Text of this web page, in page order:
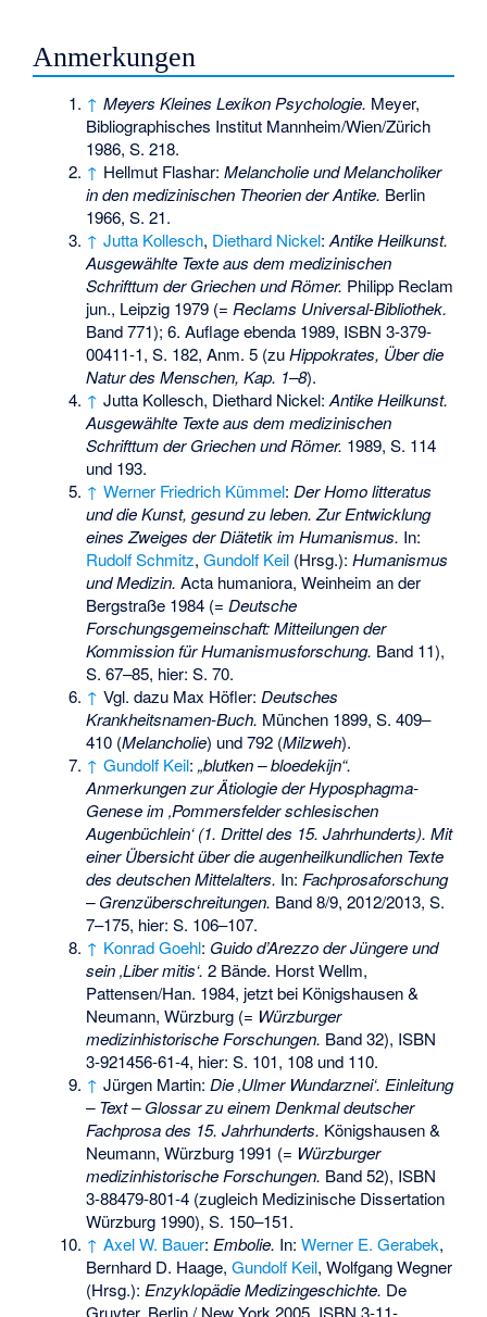
Anmerkungen
↑ Meyers Kleines Lexikon Psychologie. Meyer,
Bibliographisches Institut Mannheim/Wien/Zürich
1986, S. 218.
↑ Hellmut Flashar:Melancholie und Melancholiker
in den medizinischen Theorien der Antike. Berlin
1966, S. 21.
↑ Jutta Kollesch, Diethard Nickel:Antike Heilkunst.
Ausgewählte Texte aus dem medizinischen
Schrifttum der Griechen und Römer. Philipp Reclam
jun., Leipzig 1979 (= Reclams Universal-Bibliothek.
Band 771); 6. Auflage ebenda 1989, ISBN 3-379-
00411-1, S. 182, Anm. 5 (zuHippokrates, Über die
Natur des Menschen, Kap. 1–8).
↑ Jutta Kollesch, Diethard Nickel:Antike Heilkunst.
Ausgewählte Texte aus dem medizinischen
Schrifttum der Griechen und Römer. 1989, S. 114
und 193.
↑ Werner Friedrich Kümmel:Der Homo litteratus
und die Kunst, gesund zu leben. Zur Entwicklung
eines Zweiges der Diätetik im Humanismus. In:
Rudolf Schmitz,Gundolf Keil (Hrsg.):Humanismus
und Medizin. Acta humaniora, Weinheim an der
Bergstraße 1984 (=Deutsche
Forschungsgemeinschaft: Mitteilungen der
Kommission für Humanismusforschung. Band 11),
S. 67–85, hier: S. 70.
↑ Vgl. dazu Max Höfler:Deutsches
Krankheitsnamen-Buch. München 1899, S. 409–
410 (Melancholie) und 792 (Milzweh).
↑ Gundolf Keil:„blutken – bloedekijn“.
Anmerkungen zur Ätiologie der Hyposphagma-
Genese im ‚Pommersfelder schlesischen
Augenbüchlein‘ (1. Drittel des 15. Jahrhunderts). Mit
einer Übersicht über die augenheilkundlichen Texte
des deutschen Mittelalters. In: Fachprosaforschung
– Grenzüberschreitungen. Band 8/9, 2012/2013, S.
7–175, hier: S. 106–107.
↑ Konrad Goehl: Guido d’Arezzo der Jüngere und
sein ‚Liber mitis‘. 2 Bände. Horst Wellm,
Pattensen/Han. 1984, jetzt bei Königshausen &
Neumann, Würzburg (= Würzburger
medizinhistorische Forschungen. Band 32), ISBN
3-921456-61-4, hier: S. 101, 108 und 110.
↑ Jürgen Martin:Die ‚Ulmer Wundarznei‘. Einleitung
– Text – Glossar zu einem Denkmal deutscher
Fachprosa des 15. Jahrhunderts. Königshausen &
Neumann, Würzburg 1991 (= Würzburger
medizinhistorische Forschungen. Band 52), ISBN
3-88479-801-4 (zugleich Medizinische Dissertation
Würzburg 1990), S. 150–151.
↑ Axel W. Bauer: Embolie. In:Werner E. Gerabek,
Bernhard D. Haage,Gundolf Keil, Wolfgang Wegner
(Hrsg.): Enzyklopädie Medizingeschichte. De
Gruyter, Berlin / New York 2005, ISBN 3-11-